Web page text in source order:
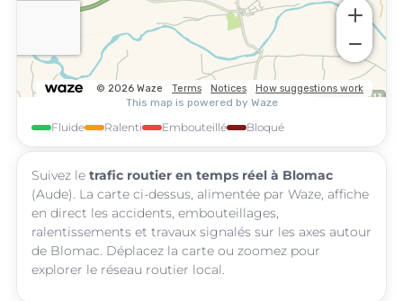
Fluide Ralenti Embouteillé Bloqué
Suivez le trafic routier en temps réel à Blomac
(Aude). La carte ci-dessus, alimentée par Waze, affiche
en direct les accidents, embouteillages,
ralentissements et travaux signalés sur les axes autour
de Blomac. Déplacez la carte ou zoomez pour
explorer le réseau routier local.